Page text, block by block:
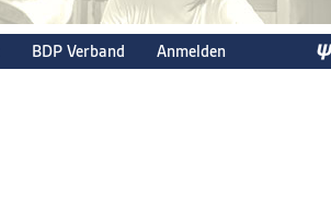
BDP Verband Anmelden